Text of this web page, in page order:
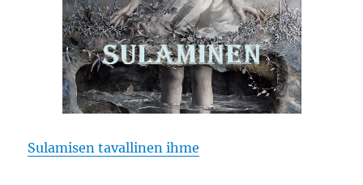
Sulamisen tavallinen ihme